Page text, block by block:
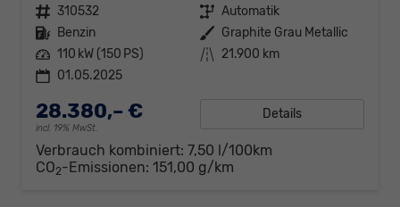
Fahrzeugnr. 310532 Getriebe Automatik
Kraftstoff Benzin Außenfarbe Graphite Grau Metallic
Leistung 110 kW (150 PS) Kilometerstand 21.900 km
01.05.2025
28.380,– €
incl. 19% MwSt.
Details
Verbrauch kombiniert: 7,50 l/100km
CO2-Emissionen: 151,00 g/km